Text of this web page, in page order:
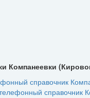
Компанеевки
справочник
справочник